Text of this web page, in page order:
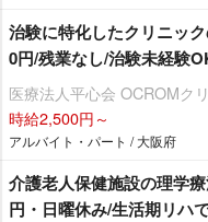
治験に特化したクリニッ
0円/残業なし/治験未経験
医療法人平心会 OCROMク
時給2,500円～
アルバイト・パート / 大阪府
介護老人保健施設の理学
円・日曜休み/生活期リハ